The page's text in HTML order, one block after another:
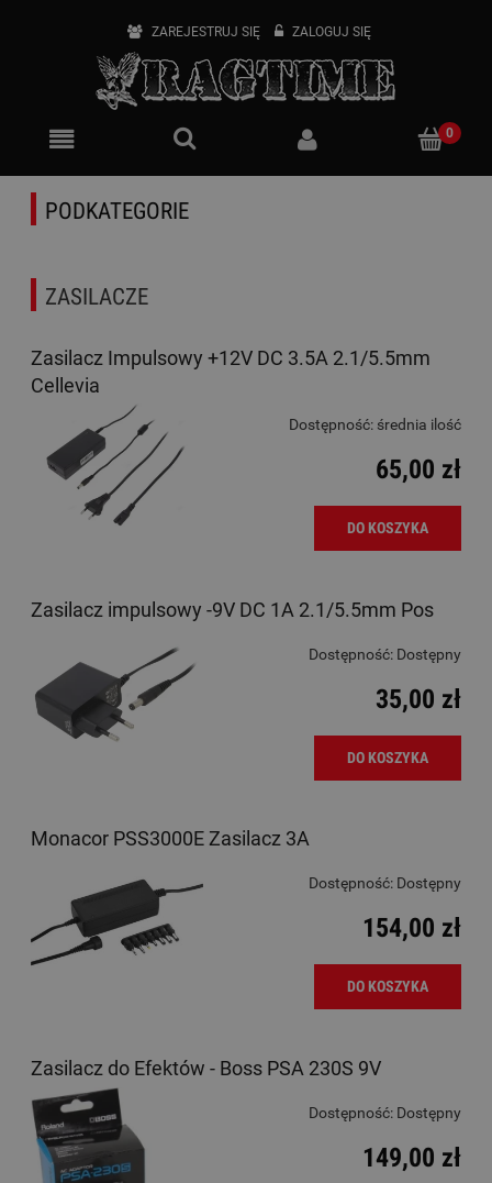
ZAREJESTRUJ SIĘ ZALOGUJ SIĘ
PODKATEGORIE
ZASILACZE
Zasilacz Impulsowy +12V DC 3.5A 2.1/5.5mm
Cellevia
Dostępność: średnia ilość
65,00 zł
DO KOSZYKA
Zasilacz impulsowy -9V DC 1A 2.1/5.5mm Pos
Dostępność: Dostępny
35,00 zł
DO KOSZYKA
Monacor PSS3000E Zasilacz 3A
Dostępność: Dostępny
154,00 zł
DO KOSZYKA
Zasilacz do Efektów - Boss PSA 230S 9V
Dostępność: Dostępny
149,00 zł